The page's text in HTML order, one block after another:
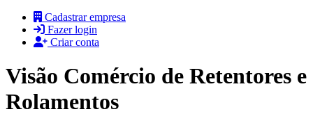
Cadastrar empresa
Fazer login
Criar conta
Visão Comércio de Retentores e
Rolamentos